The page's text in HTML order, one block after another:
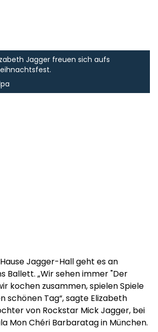
Jagger freuen sich aufs
Jagger-Hall geht es an
Ballett. „Wir sehen immer "Der
kochen zusammen, spielen Spiele
schönen Tag“, sagte Elizabeth
von Rockstar Mick Jagger, bei
Mon Chéri Barbaratag in München.